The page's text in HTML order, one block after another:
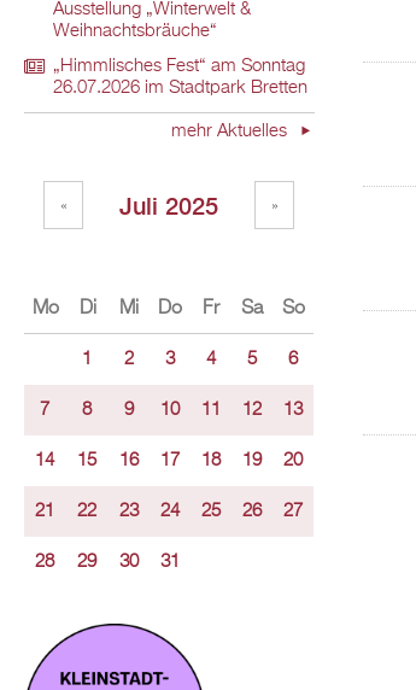
Ausstellung „Winterwelt &
Weihnachtsbräuche“
„Himmlisches Fest“ am Sonntag
26.07.2026 im Stadtpark Bretten
mehr Aktuelles
Juli 2025
« »
Mo Di Mi Do Fr Sa So
1 2 3 4 5 6
7 8 9 10 11 12 13
14 15 16 17 18 19 20
21 22 23 24 25 26 27
28 29 30 31